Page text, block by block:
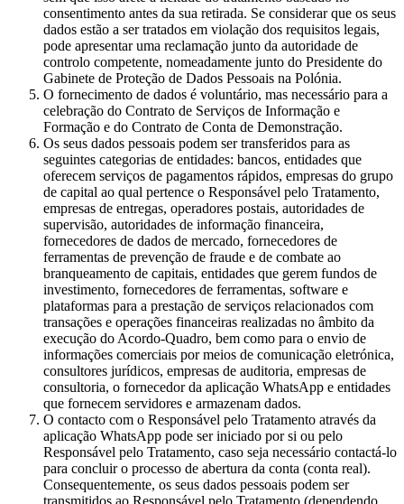
consentimento antes da sua retirada. Se considerar que os seus
dados estão a ser tratados em violação dos requisitos legais,
pode apresentar uma reclamação junto da autoridade de
controlo competente, nomeadamente junto do Presidente do
Gabinete de Proteção de Dados Pessoais na Polónia.
O fornecimento de dados é voluntário, mas necessário para a
celebração do Contrato de Serviços de Informação e
Formação e do Contrato de Conta de Demonstração.
Os seus dados pessoais podem ser transferidos para as
seguintes categorias de entidades: bancos, entidades que
oferecem serviços de pagamentos rápidos, empresas do grupo
de capital ao qual pertence o Responsável pelo Tratamento,
empresas de entregas, operadores postais, autoridades de
supervisão, autoridades de informação financeira,
fornecedores de dados de mercado, fornecedores de
ferramentas de prevenção de fraude e de combate ao
branqueamento de capitais, entidades que gerem fundos de
investimento, fornecedores de ferramentas, software e
plataformas para a prestação de serviços relacionados com
transações e operações financeiras realizadas no âmbito da
execução do Acordo-Quadro, bem como para o envio de
informações comerciais por meios de comunicação eletrónica,
consultores jurídicos, empresas de auditoria, empresas de
consultoria, o fornecedor da aplicação WhatsApp e entidades
que fornecem servidores e armazenam dados.
O contacto com o Responsável pelo Tratamento através da
aplicação WhatsApp pode ser iniciado por si ou pelo
Responsável pelo Tratamento, caso seja necessário contactá-lo
para concluir o processo de abertura da conta (conta real).
Consequentemente, os seus dados pessoais podem ser
transmitidos ao Responsável pelo Tratamento (dependendo